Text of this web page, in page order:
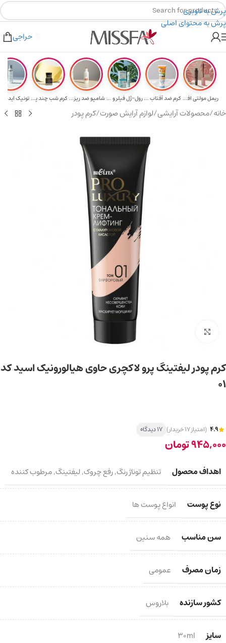
پرش به ناوبری
پرش به محتوای اصلی
۲٪ تخفیف روی سبد خرید برای روش کارت به کارت
هدیه برای خرید های بالای ۵ میلیون تومن
حراجی
ریمل مولتی افکت... کرم ضد آفتاب حا... رول-ژل فیلر و م... شامپو ضد ریزش و... کرم شب چند پپتی... تونیک ایده
خانه/محصولات آرایشی/لوازم آرایش صورت/کرم پودر
برای بزرگ‌نمایی کلیک کنید
کرم پودر لیفتینگ پرو لاکچری حاوی هیالورونیک اسید کد
01
4.9 (امتیاز 17 خریدار) 17 دیدگاه
945,000تومان
اهداف محصول تنظیم توناژ رنگ,رفع چروک,لیفتینگ,مرطوب کننده
نوع پوست انواع پوست ها
سن مناسب همه سنین
زمان مصرف عمومی
کشور سازنده بلاروس
سایز 30ml